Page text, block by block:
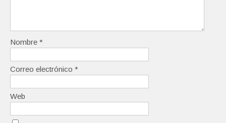
Nombre *
Correo electrónico *
Web